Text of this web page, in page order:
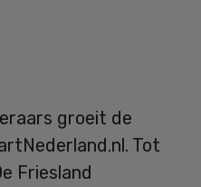
groeit de
Tot
Friesland